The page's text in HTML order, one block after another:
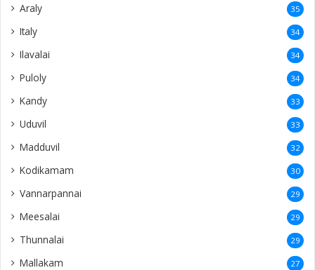
Araly 35
Italy 34
Ilavalai 34
Puloly 34
Kandy 33
Uduvil 33
Madduvil 32
Kodikamam 30
Vannarpannai 29
Meesalai 29
Thunnalai 29
Mallakam 27